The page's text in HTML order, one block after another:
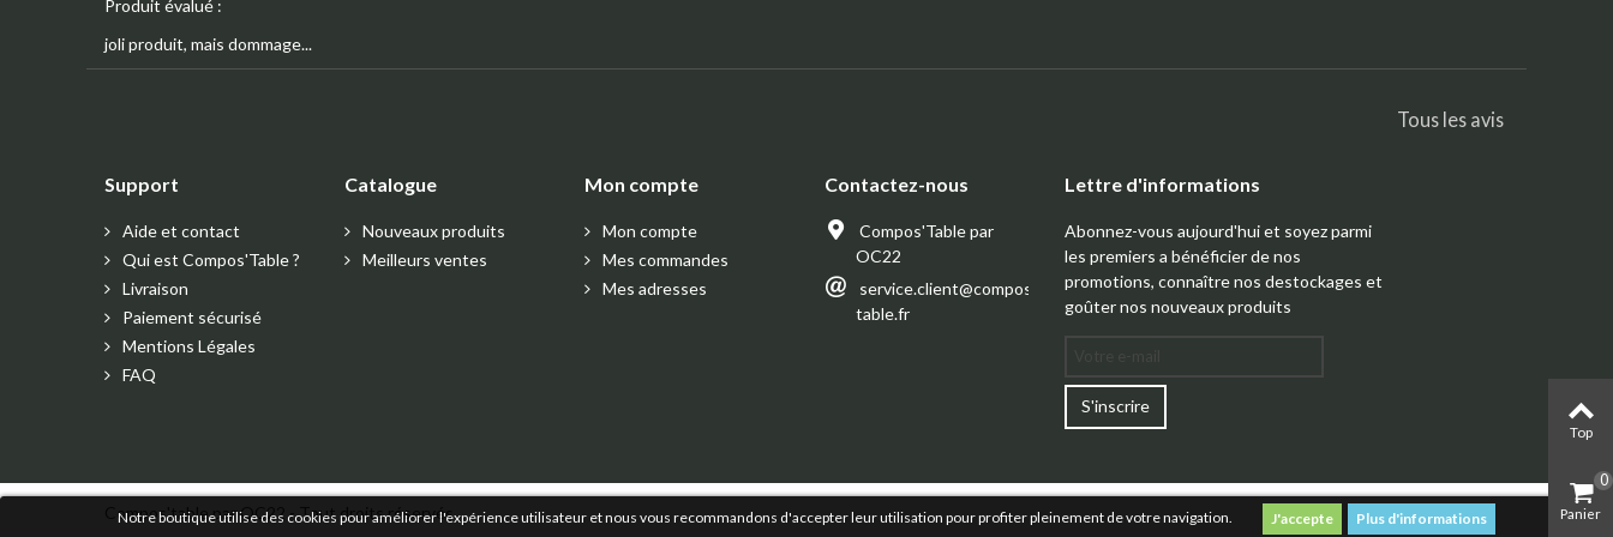
Notre boutique utilise des cookies pour améliorer l'expérience utilisateur et nous vous recommandons d'accepter leur utilisation pour profiter pleinement de votre navigation. Plus d'informations
Produit évalué :
joli produit, mais dommage...
Tous les avis
Support
Aide et contact
Qui est Compos'Table ?
Livraison
Paiement sécurisé
Mentions Légales
FAQ
Catalogue
Nouveaux produits
Meilleurs ventes
Mon compte
Mon compte
Mes commandes
Mes adresses
Contactez-nous
Compos'Table par
OC22
service.client@compos-
table.fr
Lettre d'informations
Abonnez-vous aujourd'hui et soyez parmi
les premiers a bénéficier de nos
promotions, connaître nos destockages et
goûter nos nouveaux produits
S'inscrire
Compos'table par OC22 - Tout droits réservés
Top
Panier
0